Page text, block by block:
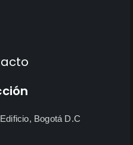
Bogotá D.C